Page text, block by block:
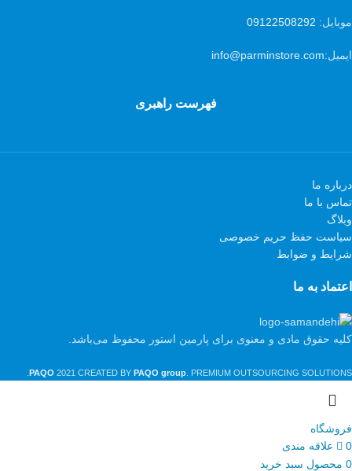
موبایل: 09122508292
ایمیل:info@parminstore.com
فهرست راهبری
درباره ما
تماس با ما
وبلاگ
سیاست حفظ حریم خصوصی
شرایط و ضوابط
اعتماد به ما
کلیه حقوق مادی و معنوی برای پارمین استور محفوظ می‌باشد.
PAQO 2021 CREATED BY PAQO group . PREMIUM OUTSOURCING SOLUTIONS.
فروشگاه
0
علاقه مندی
0 محصول سبد خرید